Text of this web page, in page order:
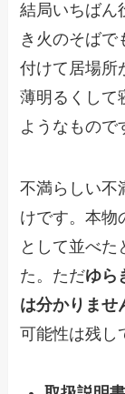
結局いちばん
き火のそばで
付けて居場所
薄明るくして
ようなもので
不満らしい不
けです。本物
として並べた
た。ただゆら
は分かりませ
可能性は残し